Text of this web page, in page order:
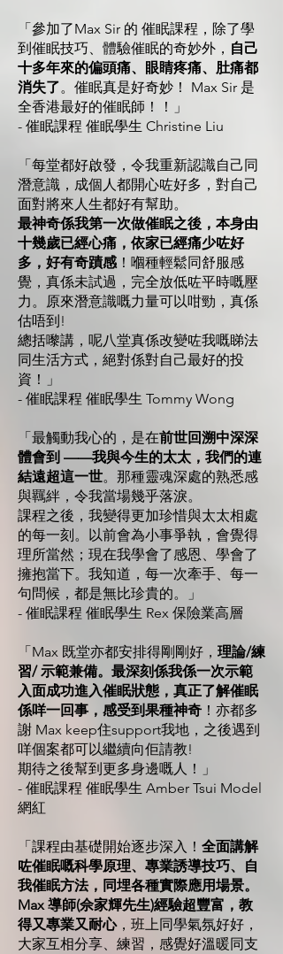
「參加了Max Sir 的 催眠課程，除了學
到催眠技巧、體驗催眠的奇妙外， 自己
十多年來的偏頭痛、眼睛疼痛、肚痛都
消失了。催眠真是好奇妙！ Max Sir 是
全香港最好的催眠師！！」
- 催眠課程 催眠學生 Christine Liu
「每堂都好啟發，令我重新認識自己同
潛意識，成個人都開心咗好多，對自己
面對將來人生都好有幫助。
最神奇係我第一次做催眠之後，本身由
十幾歲已經心痛，依家已經痛少咗好
多，好有奇蹟感！嗰種輕鬆同舒服感
覺，真係未試過，完全放低咗平時嘅壓
力。原來潛意識嘅力量可以咁勁，真係
估唔到!
總括嚟講，呢八堂真係改變咗我嘅睇法
同生活方式，絕對係對自己最好的投
資！」
- 催眠課程 催眠學生 Tommy Wong
「最觸動我心的，是在前世回溯中深深
體會到 ——我與今生的太太，我們的連
結遠超這一世。那種靈魂深處的熟悉感
與羈絆，令我當場幾乎落淚。
課程之後，我變得更加珍惜與太太相處
的每一刻。以前會為小事爭執，會覺得
理所當然；現在我學會了感恩、學會了
擁抱當下。我知道，每一次牽手、每一
句問候，都是無比珍貴的。」
- 催眠課程 催眠學生 Rex 保險業高層
「Max 既堂亦都安排得剛剛好， 理論/練
習/ 示範兼備。最深刻係我係一次示範
入面成功進入催眠狀態，真正了解催眠
係咩一回事，感受到果種神奇 ！亦都多
謝 Max keep住support我地，之後遇到
咩個案都可以繼續向佢請教!
期待之後幫到更多身邊嘅人！」
- 催眠課程 催眠學生 Amber Tsui Model
網紅
「課程由基礎開始逐步深入！ 全面講解
咗催眠嘅科學原理、專業誘導技巧、自
我催眠方法，同埋各種實際應用場景。
Max 導師(佘家輝先生)經驗超豐富，教
得又專業又耐心，班上同學氣氛好好，
大家互相分享、練習，感覺好溫暖同支